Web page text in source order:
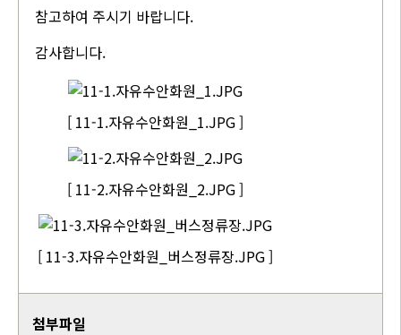
참고하여 주시기 바랍니다.
감사합니다.
[ 11-1.자유수안화원_1.JPG ]
[ 11-2.자유수안화원_2.JPG ]
[ 11-3.자유수안화원_버스정류장.JPG ]
첨부파일